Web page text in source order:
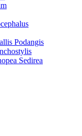
Podangis
Sedirea